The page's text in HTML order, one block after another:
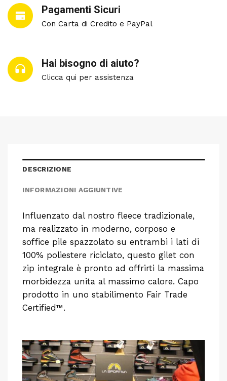
Pagamenti Sicuri
Con Carta di Credito e PayPal
Hai bisogno di aiuto?
Clicca qui per assistenza
DESCRIZIONE
INFORMAZIONI AGGIUNTIVE
Influenzato dal nostro fleece tradizionale,
ma realizzato in moderno, corposo e
soffice pile spazzolato su entrambi i lati di
100% poliestere riciclato, questo gilet con
zip integrale è pronto ad offrirti la massima
morbidezza unita al massimo calore. Capo
prodotto in uno stabilimento Fair Trade
Certified™.